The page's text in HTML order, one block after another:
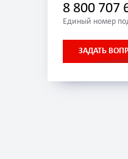
8 800 707
Единый номер
ЗАДАТЬ